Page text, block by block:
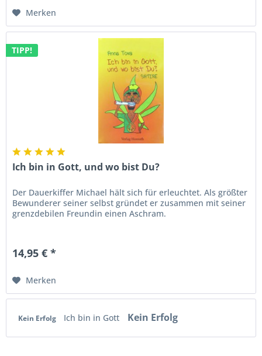
Merken
TIPP!
Ich bin in Gott, und wo bist Du?
Der Dauerkiffer Michael hält sich für erleuchtet. Als größter
Bewunderer seiner selbst gründet er zusammen mit seiner
grenzdebilen Freundin einen Aschram.
14,95 € *
Merken
Kein Erfolg Ich bin in Gott Kein Erfolg